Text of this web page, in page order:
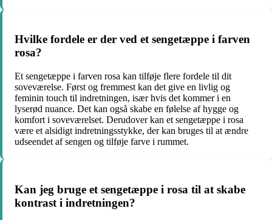
Hvilke fordele er der ved et sengetæppe i farven
rosa?
Et sengetæppe i farven rosa kan tilføje flere fordele til dit
soveværelse. Først og fremmest kan det give en livlig og
feminin touch til indretningen, især hvis det kommer i en
lyserød nuance. Det kan også skabe en følelse af hygge og
komfort i soveværelset. Derudover kan et sengetæppe i rosa
være et alsidigt indretningsstykke, der kan bruges til at ændre
udseendet af sengen og tilføje farve i rummet.
Kan jeg bruge et sengetæppe i rosa til at skabe
kontrast i indretningen?